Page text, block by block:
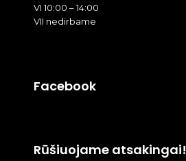
VI 10:00 – 14:00
VII nedirbame
Facebook
Rūšiuojame atsakingai!